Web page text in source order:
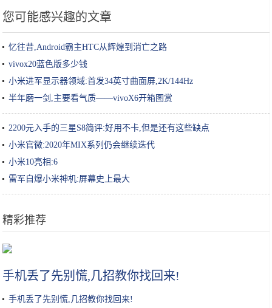
您可能感兴趣的文章
忆往昔,Android霸主HTC从辉煌到消亡之路
vivox20蓝色版多少钱
小米进军显示器领域:首发34英寸曲面屏,2K/144Hz
半年磨一剑,主要看气质——vivoX6开箱图赏
2200元入手的三星S8简评:好用不卡,但是还有这些缺点
小米官微:2020年MIX系列仍会继续迭代
小米10亮相:6
雷军自爆小米神机:屏幕史上最大
精彩推荐
保湿超过100小时？吴昕、张韶涵都推荐的喷雾？这些护肤品我都要
手机丢了先别慌,几招教你找回来!
手机丢了先别慌,几招教你找回来!